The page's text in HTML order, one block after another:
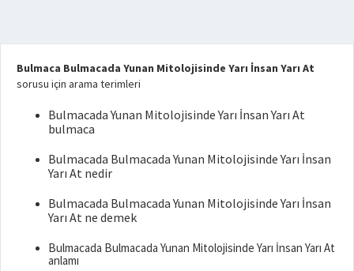
Bulmaca Bulmacada Yunan Mitolojisinde Yarı İnsan Yarı At
sorusu için arama terimleri
Bulmacada Yunan Mitolojisinde Yarı İnsan Yarı At
bulmaca
Bulmacada Bulmacada Yunan Mitolojisinde Yarı İnsan
Yarı At nedir
Bulmacada Bulmacada Yunan Mitolojisinde Yarı İnsan
Yarı At ne demek
Bulmacada Bulmacada Yunan Mitolojisinde Yarı İnsan Yarı At
anlamı